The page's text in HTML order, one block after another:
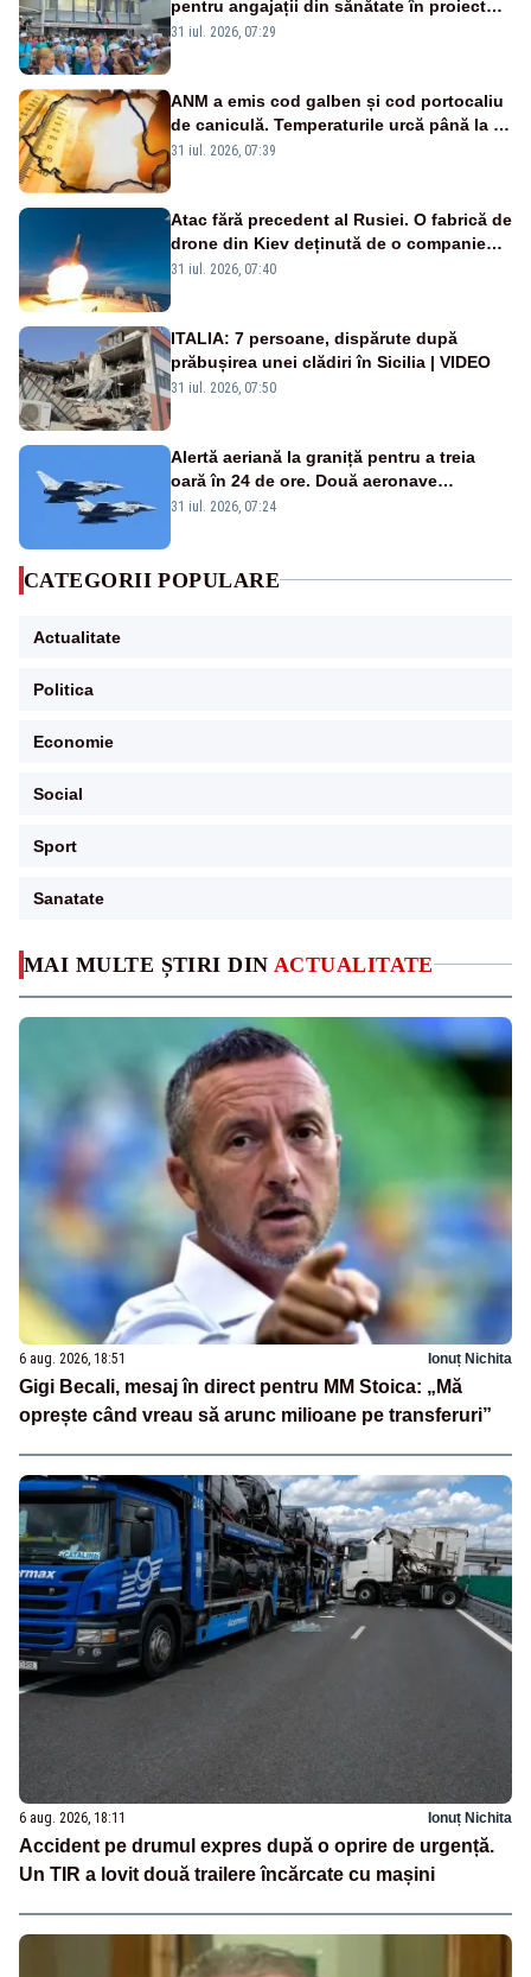
MAI MULTE ȘTIRI DIN ACTUALITATE
6 aug. 2026, 18:51 Ionuț Nichita
Gigi Becali, mesaj în direct pentru MM Stoica: „Mă
oprește când vreau să arunc milioane pe transferuri”
6 aug. 2026, 18:11 Ionuț Nichita
Accident pe drumul expres după o oprire de urgență.
Un TIR a lovit două trailere încărcate cu mașini
pentru angajații din sănătate în proiectul
Legii salarizării
31 iul. 2026, 07:29
ANM a emis cod galben și cod portocaliu
de caniculă. Temperaturile urcă până la 38
de grade, iar nopțile devin tropicale
31 iul. 2026, 07:39
Atac fără precedent al Rusiei. O fabrică de
drone din Kiev deținută de o companie
americană, distrusă de o rachetă
31 iul. 2026, 07:40
ITALIA: 7 persoane, dispărute după
prăbușirea unei clădiri în Sicilia | VIDEO
31 iul. 2026, 07:50
Alertă aeriană la graniță pentru a treia
oară în 24 de ore. Două aeronave
Eurofighter britanice au fost ridicate de la
31 iul. 2026, 07:24
CATEGORII POPULARE
Actualitate
Politica
Economie
Social
Sport
Sanatate